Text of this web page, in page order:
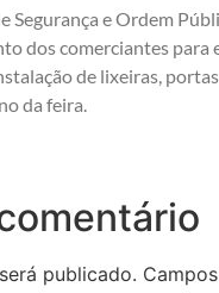
e Ordem
dos comerciantes para
de lixeiras,
da feira.
publicado.